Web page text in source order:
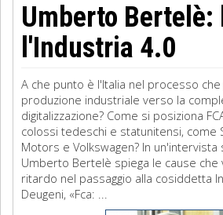
Umberto Bertelè:
l'Industria 4.0
A che punto è l'Italia nel processo
produzione industriale verso la
digitalizzazione? Come si posiziona
colossi tedeschi e statunitensi, come
Motors e Volkswagen? In un'intervista
Umberto Bertelè spiega le cause che
ritardo nel passaggio alla cosiddetta
Deugeni, «Fca: ...